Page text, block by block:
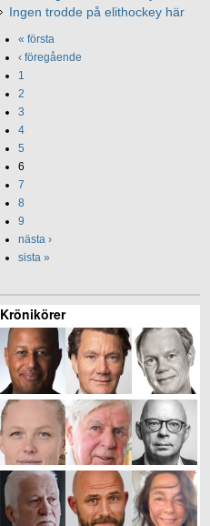
Ingen trodde på elithockey här
« första
‹ föregående
1
2
3
4
5
6
7
8
9
nästa ›
sista »
Krönikörer